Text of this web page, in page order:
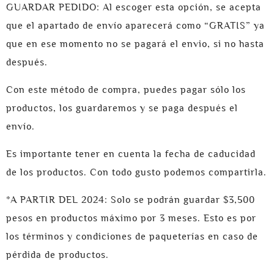
GUARDAR PEDIDO: Al escoger esta opción, se acepta
que el apartado de envío aparecerá como “GRATIS” ya
que en ese momento no se pagará el envio, si no hasta
después.
Con este método de compra, puedes pagar sólo los
productos, los guardaremos y se paga después el
envío.
Es importante tener en cuenta la fecha de caducidad
de los productos. Con todo gusto podemos compartirla.
*A PARTIR DEL 2024: Solo se podrán guardar $3,500
pesos en productos máximo por 3 meses. Esto es por
los términos y condiciones de paqueterías en caso de
pérdida de productos.